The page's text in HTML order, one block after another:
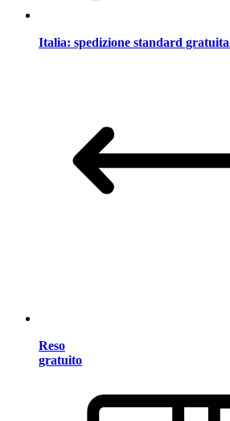
Italia: spedizione standard gratuita
Reso
gratuito